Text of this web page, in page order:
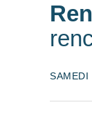
SAMEDI